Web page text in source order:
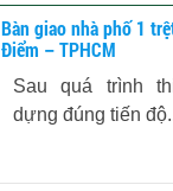
Bàn giao nhà phố 1
Điểm – TPHCM
Sau quá trình
dựng đúng tiến